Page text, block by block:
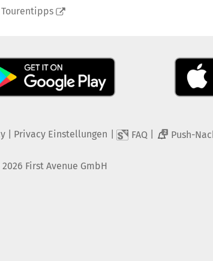
Tourentipps
| Privacy Einstellungen FAQ 2 Push-
2026 First Avenue GmbH